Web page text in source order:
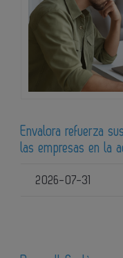
Envalora refuerza
las empresas en la
2026-07-31